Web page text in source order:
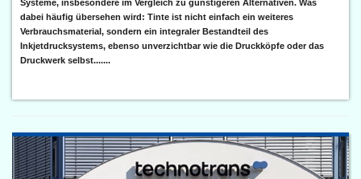
Systeme, insbesondere im Vergleich zu günstigeren Alternativen. Was
dabei häufig übersehen wird: Tinte ist nicht einfach ein weiteres
Verbrauchsmaterial, sondern ein integraler Bestandteil des
Inkjetdrucksystems, ebenso unverzichtbar wie die Druckköpfe oder das
Druckwerk selbst.......